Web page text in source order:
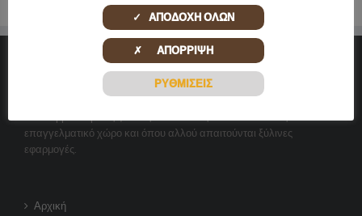
ΞΎΛΙΝΕΣ ΔΗΜΙΟΥΡΓΊΕΣ
επαγγελματικό χώρο και όπου αλλού απαιτούνται ξύλινες
εφαρμογές.
Αρχική
ΡΥΘΜΙΣΕΙΣ
✓ ΑΠΟΔΟΧΗ ΟΛΩΝ
✗ ΑΠΟΡΡΙΨΗ